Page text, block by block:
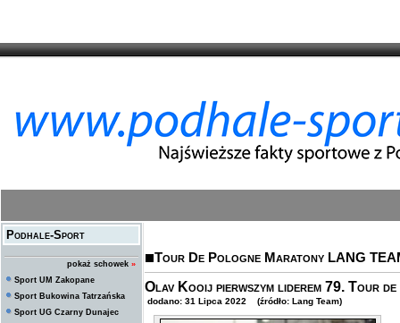
Podhale-Sport
pokaż schowek »
Sport UM Zakopane
Sport Bukowina Tatrzańska
Sport UG Czarny Dunajec
Tour De Pologne Maratony LANG
Olav Kooij pierwszym liderem 79. Tour
dodano: 31 Lipca 2022 (źródło: Lang Team)